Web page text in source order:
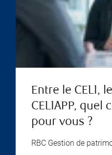
Entre le CELI,
CELIAPP, quel
pour vous ?
RBC Gestion de